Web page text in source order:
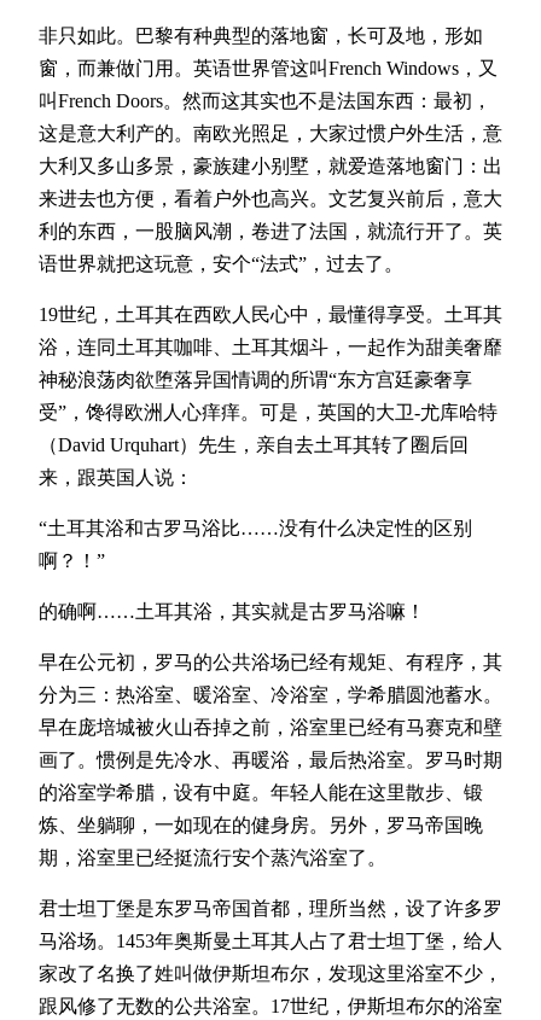
非只如此。巴黎有种典型的落地窗，长可及地，形如
窗，而兼做门用。英语世界管这叫French Windows，又
叫French Doors。然而这其实也不是法国东西：最初，
这是意大利产的。南欧光照足，大家过惯户外生活，意
大利又多山多景，豪族建小别墅，就爱造落地窗门：出
来进去也方便，看着户外也高兴。文艺复兴前后，意大
利的东西，一股脑风潮，卷进了法国，就流行开了。英
语世界就把这玩意，安个‌‌“法式‌‌”，过去了。
19世纪，土耳其在西欧人民心中，最懂得享受。土耳其
浴，连同土耳其咖啡、土耳其烟斗，一起作为甜美奢靡
神秘浪荡肉欲堕落异国情调的所谓‌‌“东方宫廷豪奢享
受‌‌”，馋得欧洲人心痒痒。可是，英国的大卫-尤库哈特
（David Urquhart）先生，亲自去土耳其转了圈后回
来，跟英国人说：
‌‌“土耳其浴和古罗马浴比……没有什么决定性的区别
啊？！‌‌”
的确啊……土耳其浴，其实就是古罗马浴嘛！
早在公元初，罗马的公共浴场已经有规矩、有程序，其
分为三：热浴室、暖浴室、冷浴室，学希腊圆池蓄水。
早在庞培城被火山吞掉之前，浴室里已经有马赛克和壁
画了。惯例是先冷水、再暖浴，最后热浴室。罗马时期
的浴室学希腊，设有中庭。年轻人能在这里散步、锻
炼、坐躺聊，一如现在的健身房。另外，罗马帝国晚
期，浴室里已经挺流行安个蒸汽浴室了。
君士坦丁堡是东罗马帝国首都，理所当然，设了许多罗
马浴场。1453年奥斯曼土耳其人占了君士坦丁堡，给人
家改了名换了姓叫做伊斯坦布尔，发现这里浴室不少，
跟风修了无数的公共浴室。17世纪，伊斯坦布尔的浴室